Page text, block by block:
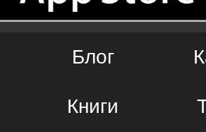
Блог
Книги